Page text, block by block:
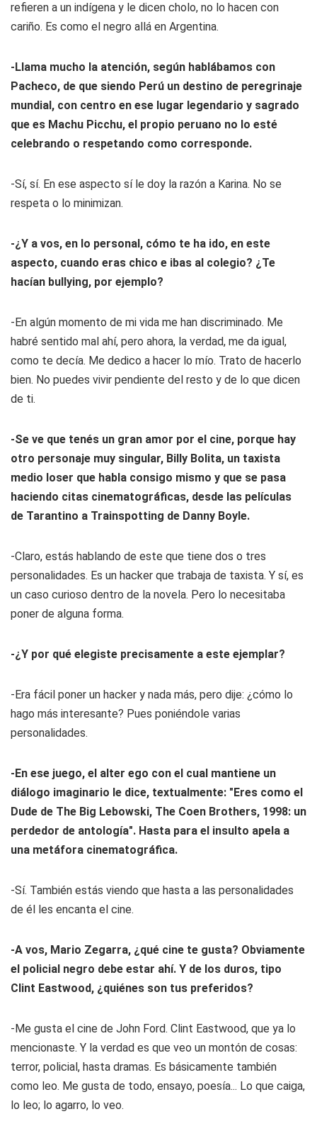
refieren a un indígena y le dicen cholo, no lo hacen con
cariño. Es como el negro allá en Argentina.
-Llama mucho la atención, según hablábamos con
Pacheco, de que siendo Perú un destino de peregrinaje
mundial, con centro en ese lugar legendario y sagrado
que es Machu Picchu, el propio peruano no lo esté
celebrando o respetando como corresponde.
-Sí, sí. En ese aspecto sí le doy la razón a Karina. No se
respeta o lo minimizan.
-¿Y a vos, en lo personal, cómo te ha ido, en este
aspecto, cuando eras chico e ibas al colegio? ¿Te
hacían bullying, por ejemplo?
-En algún momento de mi vida me han discriminado. Me
habré sentido mal ahí, pero ahora, la verdad, me da igual,
como te decía. Me dedico a hacer lo mío. Trato de hacerlo
bien. No puedes vivir pendiente del resto y de lo que dicen
de ti.
-Se ve que tenés un gran amor por el cine, porque hay
otro personaje muy singular, Billy Bolita, un taxista
medio loser que habla consigo mismo y que se pasa
haciendo citas cinematográficas, desde las películas
de Tarantino a Trainspotting de Danny Boyle.
-Claro, estás hablando de este que tiene dos o tres
personalidades. Es un hacker que trabaja de taxista. Y sí, es
un caso curioso dentro de la novela. Pero lo necesitaba
poner de alguna forma.
-¿Y por qué elegiste precisamente a este ejemplar?
-Era fácil poner un hacker y nada más, pero dije: ¿cómo lo
hago más interesante? Pues poniéndole varias
personalidades.
-En ese juego, el alter ego con el cual mantiene un
diálogo imaginario le dice, textualmente: "Eres como el
Dude de The Big Lebowski, The Coen Brothers, 1998: un
perdedor de antología". Hasta para el insulto apela a
una metáfora cinematográfica.
-Sí. También estás viendo que hasta a las personalidades
de él les encanta el cine.
-A vos, Mario Zegarra, ¿qué cine te gusta? Obviamente
el policial negro debe estar ahí. Y de los duros, tipo
Clint Eastwood, ¿quiénes son tus preferidos?
-Me gusta el cine de John Ford. Clint Eastwood, que ya lo
mencionaste. Y la verdad es que veo un montón de cosas:
terror, policial, hasta dramas. Es básicamente también
como leo. Me gusta de todo, ensayo, poesía... Lo que caiga,
lo leo; lo agarro, lo veo.